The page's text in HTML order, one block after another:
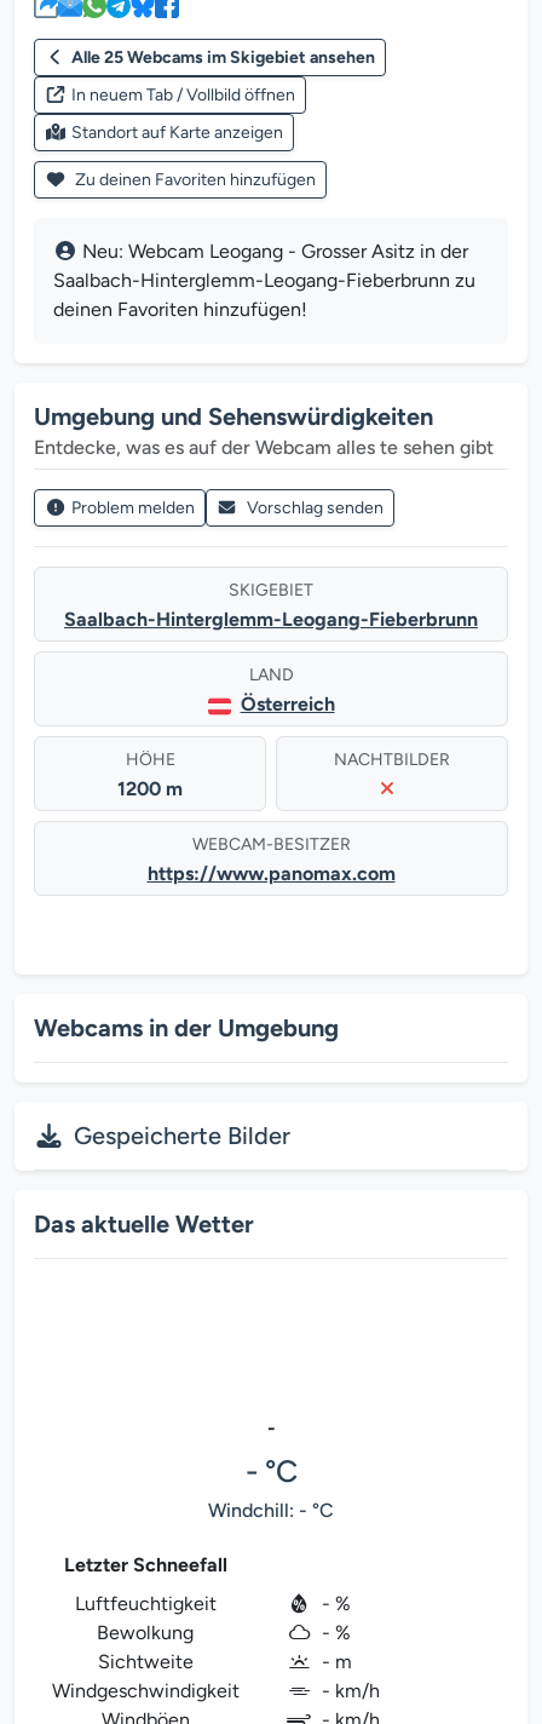
Alle 25 Webcams im Skigebiet ansehen
In neuem Tab / Vollbild öffnen
Standort auf Karte anzeigen
Zu deinen Favoriten hinzufügen
Neu: Webcam Leogang - Grosser Asitz in der
Saalbach-Hinterglemm-Leogang-Fieberbrunn zu
deinen Favoriten hinzufügen!
Umgebung und Sehenswürdigkeiten
Entdecke, was es auf der Webcam alles te sehen gibt
Problem melden Vorschlag senden
SKIGEBIET
Saalbach-Hinterglemm-Leogang-Fieberbrunn
LAND
Österreich
HÖHE
1200 m
NACHTBILDER
WEBCAM-BESITZER
https://www.panomax.com
Webcams in der Umgebung
Gespeicherte Bilder
Das aktuelle Wetter
-
- °C
Windchill: - °C
Letzter Schneefall
Luftfeuchtigkeit
- %
Bewolkung
- %
Sichtweite
- m
Windgeschwindigkeit
- km/h